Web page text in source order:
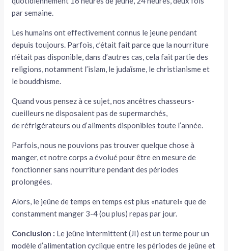
par semaine.
Les humains ont effectivement connus le jeune pendant
depuis toujours. Parfois, c’était fait parce que la nourriture
n’était pas disponible, dans d’autres cas, cela fait partie des
religions, notamment l’islam, le judaïsme, le christianisme et
le bouddhisme.
Quand vous pensez à ce sujet, nos ancêtres chasseurs-
cueilleurs ne disposaient pas de supermarchés,
de réfrigérateurs ou d’aliments disponibles toute l’année.
Parfois, nous ne pouvions pas trouver quelque chose à
manger, et notre corps a évolué pour être en mesure de
fonctionner sans nourriture pendant des périodes
prolongées.
Alors, le jeûne de temps en temps est plus «naturel» que de
constamment manger 3-4 (ou plus) repas par jour.
Conclusion : Le jeûne intermittent (JI) est un terme pour un
modèle d’alimentation cyclique entre les périodes de jeûne et